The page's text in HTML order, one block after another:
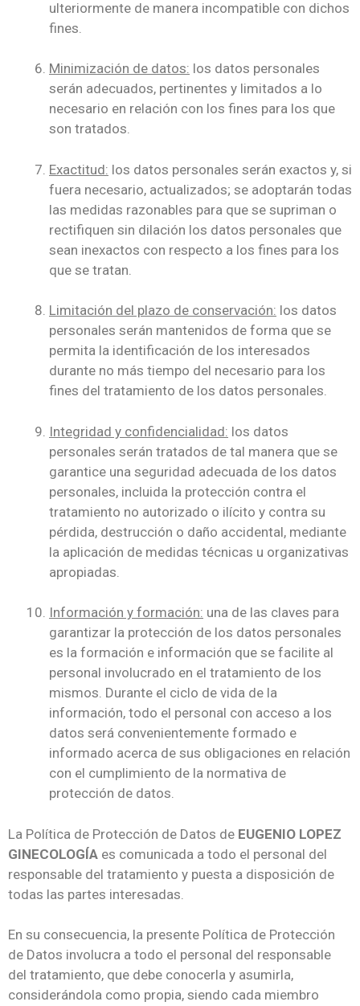
ulteriormente de manera incompatible con dichos
fines.
Minimización de datos: los datos personales
serán adecuados, pertinentes y limitados a lo
necesario en relación con los fines para los que
son tratados.
Exactitud: los datos personales serán exactos y, si
fuera necesario, actualizados; se adoptarán todas
las medidas razonables para que se supriman o
rectifiquen sin dilación los datos personales que
sean inexactos con respecto a los fines para los
que se tratan.
Limitación del plazo de conservación: los datos
personales serán mantenidos de forma que se
permita la identificación de los interesados
durante no más tiempo del necesario para los
fines del tratamiento de los datos personales.
Integridad y confidencialidad: los datos
personales serán tratados de tal manera que se
garantice una seguridad adecuada de los datos
personales, incluida la protección contra el
tratamiento no autorizado o ilícito y contra su
pérdida, destrucción o daño accidental, mediante
la aplicación de medidas técnicas u organizativas
apropiadas.
Información y formación: una de las claves para
garantizar la protección de los datos personales
es la formación e información que se facilite al
personal involucrado en el tratamiento de los
mismos. Durante el ciclo de vida de la
información, todo el personal con acceso a los
datos será convenientemente formado e
informado acerca de sus obligaciones en relación
con el cumplimiento de la normativa de
protección de datos.
La Política de Protección de Datos de EUGENIO LOPEZ
GINECOLOGÍA es comunicada a todo el personal del
responsable del tratamiento y puesta a disposición de
todas las partes interesadas.
En su consecuencia, la presente Política de Protección
de Datos involucra a todo el personal del responsable
del tratamiento, que debe conocerla y asumirla,
considerándola como propia, siendo cada miembro